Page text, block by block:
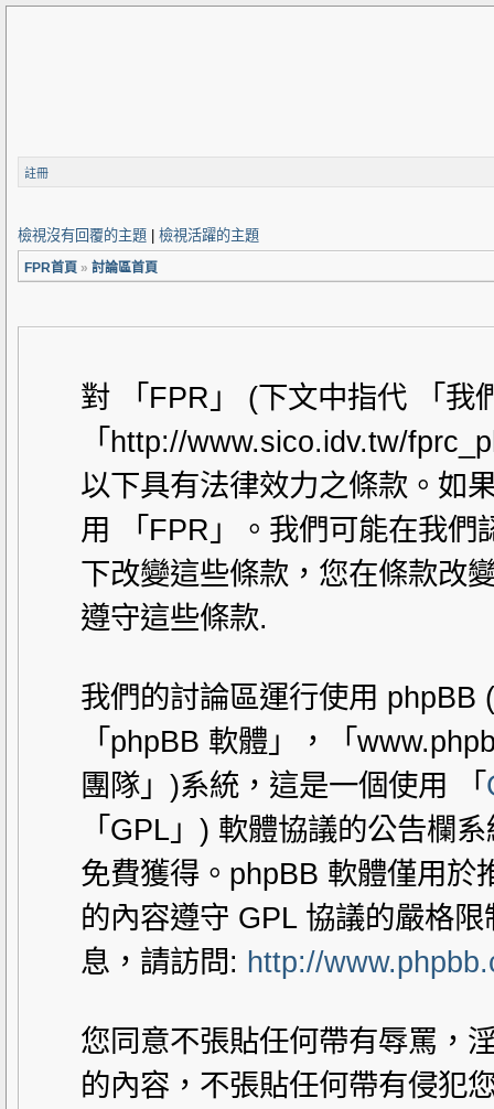
註冊
檢視沒有回覆的主題 檢視活躍的主題
FPR首頁 » 討論區首頁
對 「FPR」 (下文中指代 「我
「http://www.sico.idv.tw/
以下具有法律效力之條款。如
用 「FPR」。我們可能在我們
下改變這些條款，您在條款改
遵守這些條款.
我們的討論區運行使用 phpBB
「phpBB 軟體」，「
團隊」)系統，這是一個使用 「
「GPL」) 軟體協議的公告欄
免費獲得。phpBB 軟體僅用於
的內容遵守 GPL 協議的嚴格
息，請訪問: http://
您同意不張貼任何帶有辱罵，
的內容，不張貼任何帶有侵犯